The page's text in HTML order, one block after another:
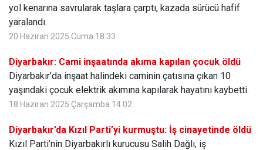
yol kenarına savrularak taşlara çarptı, kazada sürücü hafif
yaralandı.
20 Haziran 2025 Cuma 18:33
Diyarbakır: Cami inşaatında akıma kapılan çocuk öldü
Diyarbakır’da inşaat halindeki caminin çatısına çıkan 10
yaşındaki çocuk elektrik akımına kapılarak hayatını kaybetti.
18 Haziran 2025 Çarşamba 14:02
Diyarbakır’da Kızıl Parti’yi kurmuştu: İş cinayetinde öldü
Kızıl Parti’nin Diyarbakırlı kurucusu Salih Dağlı, iş